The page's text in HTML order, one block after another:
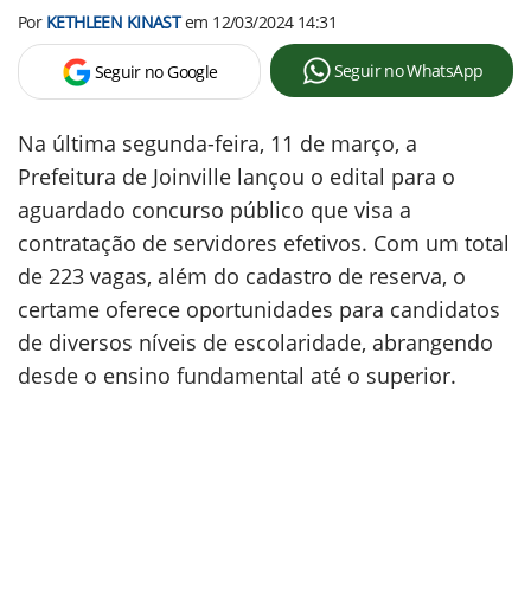
Por KETHLEEN KINASTem 12/03/2024 14:31
Seguir no Google Seguir no WhatsApp
Na última segunda-feira, 11 de março, a
Prefeitura de Joinville lançou o edital para o
aguardado concurso público que visa a
contratação de servidores efetivos. Com um total
de 223 vagas, além do cadastro de reserva, o
certame oferece oportunidades para candidatos
de diversos níveis de escolaridade, abrangendo
desde o ensino fundamental até o superior.